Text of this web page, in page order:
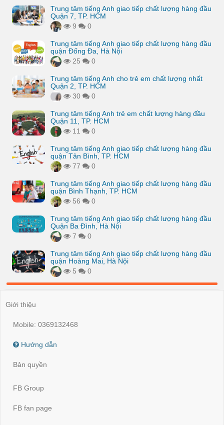
Trung tâm tiếng Anh giao tiếp chất lượng hàng đầu
Quận 7, TP. HCM
9
0
Trung tâm tiếng Anh giao tiếp chất lượng hàng đầu
quận Đống Đa, Hà Nội
25
0
Trung tâm tiếng Anh cho trẻ em chất lượng nhất
Quận 2, TP. HCM
30
0
Trung tâm tiếng Anh trẻ em chất lượng hàng đầu
Quận 11, TP. HCM
11
0
Trung tâm tiếng Anh giao tiếp chất lượng hàng đầu
quận Tân Bình, TP. HCM
77
0
Trung tâm tiếng Anh giao tiếp chất lượng hàng đầu
quận Bình Thạnh, TP. HCM
56
0
Trung tâm tiếng Anh giao tiếp chất lượng hàng đầu
Quận Ba Đình, Hà Nội
7
0
Trung tâm tiếng Anh giao tiếp chất lượng hàng đầu
quận Hoàng Mai, Hà Nội
5
0
Giới thiệu
Mobile: 0369132468
Hướng dẫn
Bản quyền
FB Group
FB fan page